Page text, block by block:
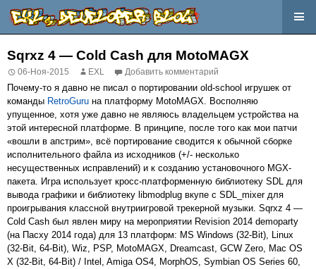
Перейти
содержимому
Sqrxz 4 — Cold Cash для MotoMAGX
06-Ноя-2015 EXL Добавить комментарий
Почему-то я давно не писал о портировании old-school игрушек от
команды RetroGuru на платформу MotoMAGX. Восполняю
упущенное, хотя уже давно не являюсь владельцем устройства на
этой интересной платформе. В принципе, после того как мои патчи
«вошли в апстрим», всё портирование сводится к обычной сборке
исполнительного файла из исходников (+/- несколько
несущественных исправлений) и к созданию установочного MGX-
пакета. Игра использует кросс-платформенную библиотеку SDL для
вывода графики и библиотеку libmodplug вкупе с SDL_mixer для
проигрывания классной внутриигровой трекерной музыки. Sqrxz 4 —
Cold Cash был явлен миру на мероприятии Revision 2014 demoparty
(на Пасху 2014 года) для 13 платформ: MS Windows (32-Bit), Linux
(32-Bit, 64-Bit), Wiz, PSP, MotoMAGX, Dreamcast, GCW Zero, Mac OS
X (32-Bit, 64-Bit) / Intel, Amiga OS4, MorphOS, Symbian OS Series 60,